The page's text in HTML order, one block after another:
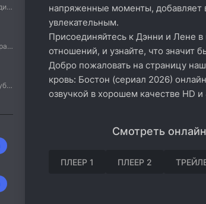
напряженные моменты, добавляет
увлекательным.
Присоединяйтесь к Дэнни и Лене
отношений, и узнайте, что значит
Добро пожаловать на страницу
кровь: Бостон (сериал 2026)
озвучкой в хорошем качестве HD
Смотреть
ПЛЕЕР 1 ПЛЕЕР 2
Боевики 2026 / Драмы 2026 / Комедии 2026 / Приключения 2026 / Фантастические 2026 / Зарубежные фильмы 2026 / Американские фильмы / Фильмы 2026
Боевики 2026 / Детективы 2026 / Драмы 2026 / Криминальные фильмы 2026 / Триллеры 2026 / Зарубежные фильмы 2026 / Американские фильмы / Фильмы 2026
Драмы 2026 / Триллеры 2026 / Зарубежные фильмы 2026 / Американские фильмы / Фильмы 2026